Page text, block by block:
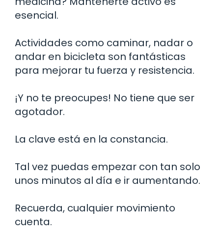
esencial.
Actividades como caminar, nadar o
andar en bicicleta son fantásticas
para mejorar tu fuerza y resistencia.
¡Y no te preocupes! No tiene que ser
agotador.
La clave está en la constancia.
Tal vez puedas empezar con tan solo
unos minutos al día e ir aumentando.
Recuerda, cualquier movimiento
cuenta.